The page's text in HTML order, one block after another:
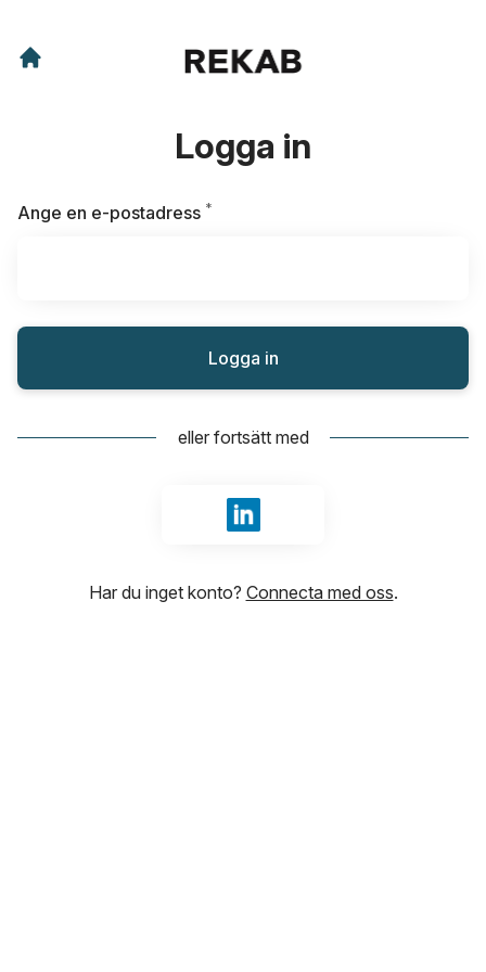
Logga in
Ange en e-postadress *
Logga in
eller fortsätt med
Logga in med LinkedIn
Har du inget konto? Connecta med oss.